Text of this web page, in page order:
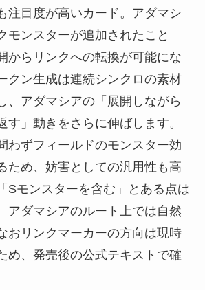
注目度が高いカード。アダマシ
モンスターが追加されたこと
からリンクへの転換が可能にな
クン生成は連続シンクロの素材
、アダマシアの「展開しながら
す」動きをさらに伸ばします。
ずフィールドのモンスター効
ため、妨害としての汎用性も高
Sモンスターを含む」とある点は
アダマシアのルート上では自然
おリンクマーカーの方向は現時
め、発売後の公式テキストで確